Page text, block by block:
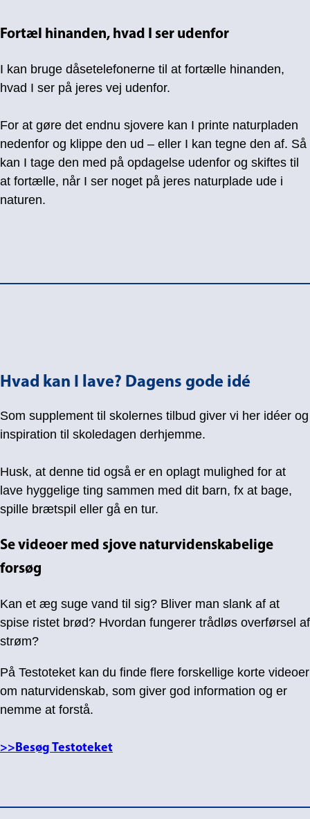
Fortæl hinanden, hvad I ser udenfor
I kan bruge dåsetelefonerne til at fortælle hinanden,
hvad I ser på jeres vej udenfor.
For at gøre det endnu sjovere kan I printe naturpladen
nedenfor og klippe den ud – eller I kan tegne den af. Så
kan I tage den med på opdagelse udenfor og skiftes til
at fortælle, når I ser noget på jeres naturplade ude i
naturen.
Hvad kan I lave? Dagens gode idé
Som supplement til skolernes tilbud giver vi her idéer og
inspiration til skoledagen derhjemme.
Husk, at denne tid også er en oplagt mulighed for at
lave hyggelige ting sammen med dit barn, fx at bage,
spille brætspil eller gå en tur.
Se videoer med sjove naturvidenskabelige
forsøg
Kan et æg suge vand til sig? Bliver man slank af at
spise ristet brød? Hvordan fungerer trådløs overførsel af
strøm?
På Testoteket kan du finde flere forskellige korte videoer
om naturvidenskab, som giver god information og er
nemme at forstå.
>>Besøg Testoteket